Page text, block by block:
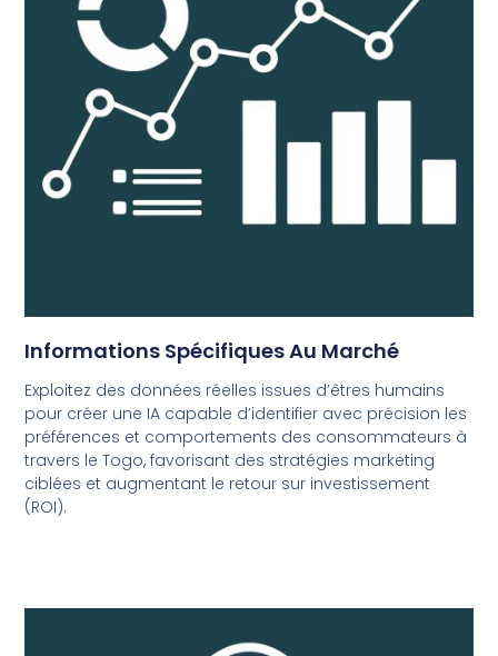
Informations Spécifiques Au Marché
Exploitez des données réelles issues d’êtres humains
pour créer une IA capable d’identifier avec précision les
préférences et comportements des consommateurs à
travers le Togo, favorisant des stratégies marketing
ciblées et augmentant le retour sur investissement
(ROI).